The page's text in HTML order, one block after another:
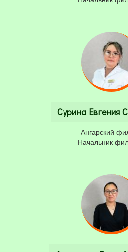
Сурина Евгения
Ангарский
Начальник